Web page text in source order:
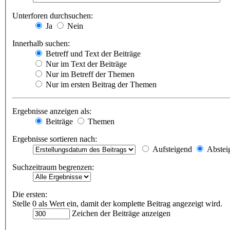
Unterforen durchsuchen:
Ja
Nein
Innerhalb suchen:
Betreff und Text der Beiträge
Nur im Text der Beiträge
Nur im Betreff der Themen
Nur im ersten Beitrag der Themen
Ergebnisse anzeigen als:
Beiträge
Themen
Ergebnisse sortieren nach:
Aufsteigend
Suchzeitraum begrenzen:
Die ersten:
Stelle 0 als Wert ein, damit der komplette Beitrag angezeigt wird.
Zeichen der Beiträge anzeigen